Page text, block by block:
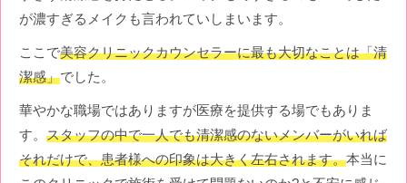
が濃すぎるメイクも言われていしまいます。
ここで美容クリニックカウンセラーに最も大切なことは「清
潔感」でした。
華やかな職場ではありますが医療を提供する場でもありま
す。 スタッフの中で一人でも清潔感のないメンバーがいれば
それだけで、患者様への印象は大きく左右されます。本当に